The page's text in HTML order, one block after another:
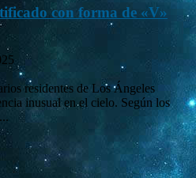
con forma de «V»
residentes de Los Ángeles
inusual en el cielo. Según los